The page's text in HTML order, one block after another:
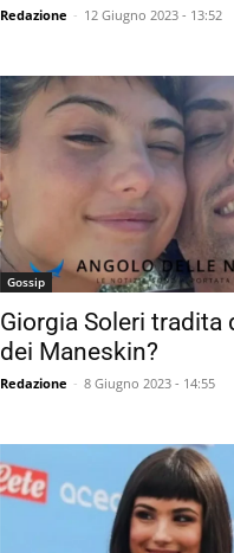
Redazione - 12 Giugno 2023 - 13:52
Gossip
Giorgia Soleri tradita
dei Maneskin?
Redazione - 8 Giugno 2023 - 14:55